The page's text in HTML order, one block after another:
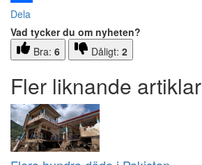
Dela
Vad tycker du om nyheten?
Bra: 6 Dåligt: 2
Fler liknande artiklar